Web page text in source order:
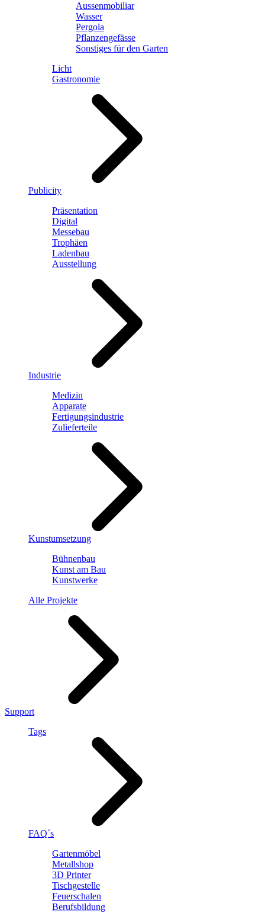
Aussenmobiliar
Wasser
Pergola
Pflanzengefässe
Sonstiges für den Garten
Licht
Gastronomie
Publicity
Präsentation
Digital
Messebau
Trophäen
Ladenbau
Ausstellung
Industrie
Medizin
Apparate
Fertigungsindustrie
Zulieferteile
Kunstumsetzung
Bühnenbau
Kunst am Bau
Kunstwerke
Alle Projekte
Support
Tags
FAQ´s
Gartenmöbel
Metallshop
3D Printer
Tischgestelle
Feuerschalen
Berufsbildung